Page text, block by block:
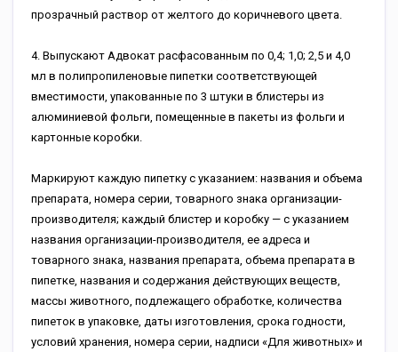
прозрачный раствор от желтого до коричневого цвета.
4. Выпускают Адвокат расфасованным по 0,4; 1,0; 2,5 и 4,0
мл в полипропиленовые пипетки соответствующей
вместимости, упакованные по 3 штуки в блистеры из
алюминиевой фольги, помещенные в пакеты из фольги и
картонные коробки.
Маркируют каждую пипетку с указанием: названия и объема
препарата, номера серии, товарного знака организации-
производителя; каждый блистер и коробку — с указанием
названия организации-производителя, ее адреса и
товарного знака, названия препарата, объема препарата в
пипетке, названия и содержания действующих веществ,
массы животного, подлежащего обработке, количества
пипеток в упаковке, даты изготовления, срока годности,
условий хранения, номера серии, надписи «Для животных» и